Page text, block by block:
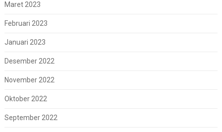
Maret 2023
Februari 2023
Januari 2023
Desember 2022
November 2022
Oktober 2022
September 2022